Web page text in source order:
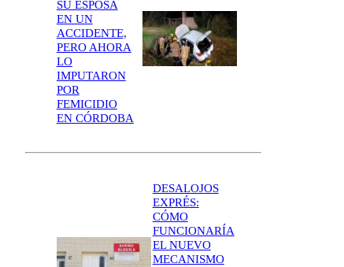
SU ESPOSA
EN UN
ACCIDENTE,
PERO AHORA
LO
IMPUTARON
POR
FEMICIDIO
EN CÓRDOBA
DESALOJOS
EXPRÉS:
CÓMO
FUNCIONARÍA
EL NUEVO
MECANISMO